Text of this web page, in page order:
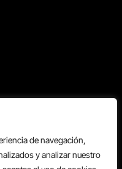
de navegación,
y analizar nuestro
derechos reservados.